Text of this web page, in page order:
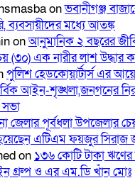
onভবানীগঞ্জ
ব্যবসায়ীদের মধ্যে আতঙ্ক
onআনুমানিক ২ বছরের
(৩০) এক নারীর লাশ উদ্ধার
পুলিশ হেডকোয়ার্টার্স এর
আইন-শৃঙ্খলা,জনগনের
সভা
জেলার পূর্বধলা উপজেলার
এটিএম ফয়জুর সিরাজ
on ১৩৬ কোটি টাকা ঋণের
গ্রুপ ও এর এম.ডি খাঁন মোঃ